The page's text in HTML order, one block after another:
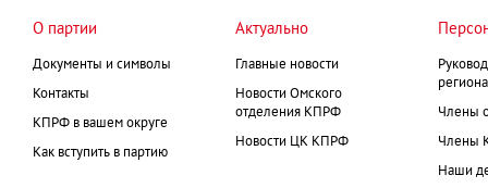
О партии
Документы и символы
Контакты
КПРФ в вашем округе
Как вступить в партию
Актуально
Главные новости
Новости Омского
отделения КПРФ
Новости ЦК КПРФ
Члены
Члены
Наши